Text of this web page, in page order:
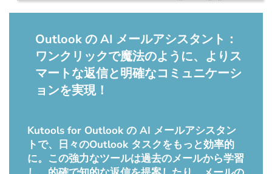
Outlook の AI メールアシスタント：
ワンクリックで魔法のように、よりス
マートな返信と明確なコミュニケーシ
ョンを実現！
Kutools for Outlook の AI メールアシスタン
トで、日々のOutlook タスクをもっと効率的
に。この強力なツールは過去のメールから学習